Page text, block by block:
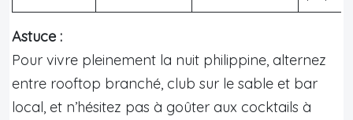
Astuce :
Pour vivre pleinement la nuit philippine, alternez
entre rooftop branché, club sur le sable et bar
local, et n’hésitez pas à goûter aux cocktails à